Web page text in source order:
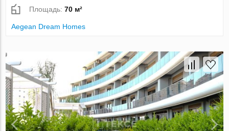
Площадь:70 м²
Aegean Dream Homes